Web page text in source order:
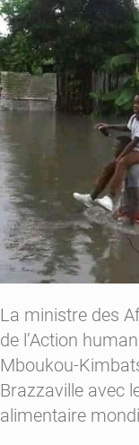
La ministre des
de l’Action
Mboukou-
Brazzaville avec
alimentaire